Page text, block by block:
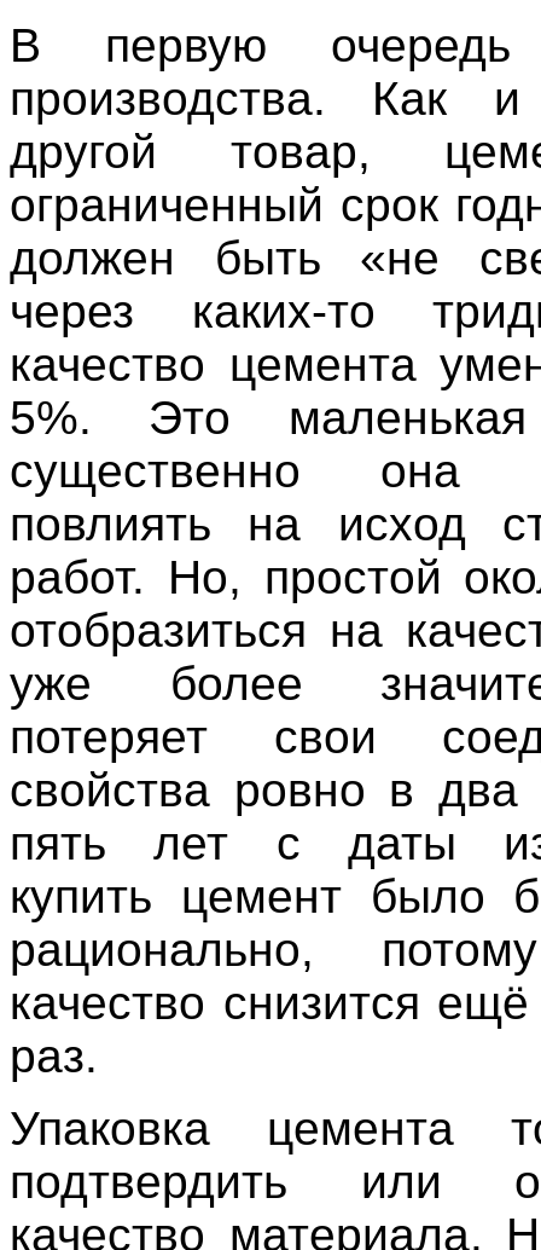
В первую
производства. Как и
другой товар,
ограниченный срок
должен быть «не
через каких-то
качество цемента
5%. Это
существенно
повлиять на исход
работ. Но, простой
отобразиться на
уже более
потеряет свои
свойства ровно в два
пять лет с даты
купить цемент было
рационально,
качество снизится
раз.
Упаковка цемента
подтвердить или
качество материала.